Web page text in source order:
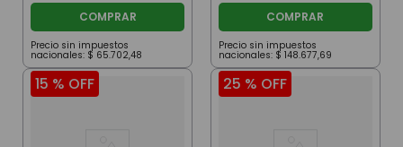
COMPRAR
Precio sin impuestos
nacionales: $ 65.702,48
COMPRAR
Precio sin impuestos
nacionales: $ 148.677,69
15 % OFF 25 % OFF